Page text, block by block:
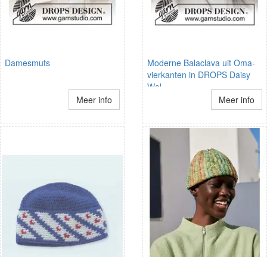
Damesmuts
Meer info
Moderne Balaclava uit Oma-
vierkanten in DROPS Daisy
Wol
Meer info